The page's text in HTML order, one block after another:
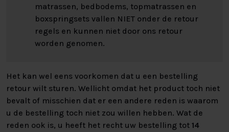
matrassen, bedbodems, topmatrassen en
boxspringsets vallen NIET onder de retour
regels en kunnen niet door ons retour
worden genomen.
Het kan wel eens voorkomen dat u een bestelling
retour wilt sturen. Wellicht omdat het product toch niet
bevalt of misschien dat er een andere reden is waarom
u de bestelling toch niet zou willen hebben. Wat de
reden ook is, u heeft het recht uw bestelling tot 14